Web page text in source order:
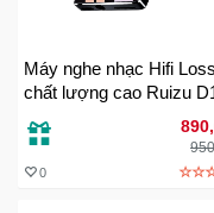
Máy nghe nhạc Hifi
chất lượng cao Ruizu
0